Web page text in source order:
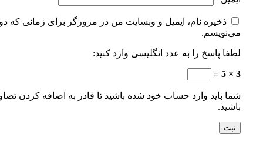
ذخیره نام، ایمیل و وبسایت من در مرورگر برای زمانی که
می‌نویسم.
لطفا پاسخ را به عدد انگلیسی وارد کنید:
3 × 5 =
شما باید وارد حساب خود شده باشید تا قادر به اضافه کردن
باشید.